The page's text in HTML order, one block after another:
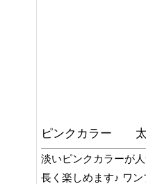
ピンクカラー 太
淡いピンクカラーが
長く楽しめます♪ ワ